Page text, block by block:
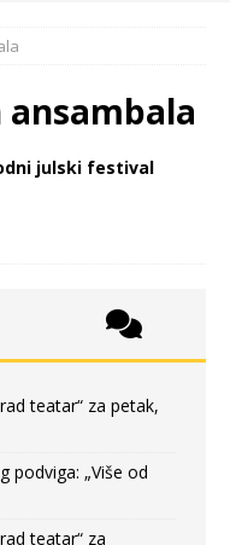
julski festival
teatar“ za petak,
podviga: „Više od
teatar“ za